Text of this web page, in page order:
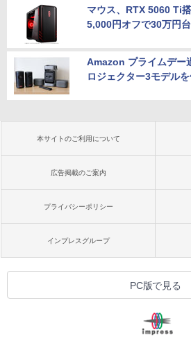
マウス、RTX 5060 Ti
5,000円オフで30万円台
Amazon プライムデー
ロジェクター3モデル
本サイトのご利用について
広告掲載のご案内
プライバシーポリシー
インプレスグループ
PC版で見る